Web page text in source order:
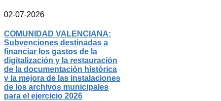
02-07-2026
COMUNIDAD VALENCIANA:
Subvenciones destinadas a
financiar los gastos de la
digitalización y la restauración
de la documentación histórica
y la mejora de las instalaciones
de los archivos municipales
para el ejercicio 2026